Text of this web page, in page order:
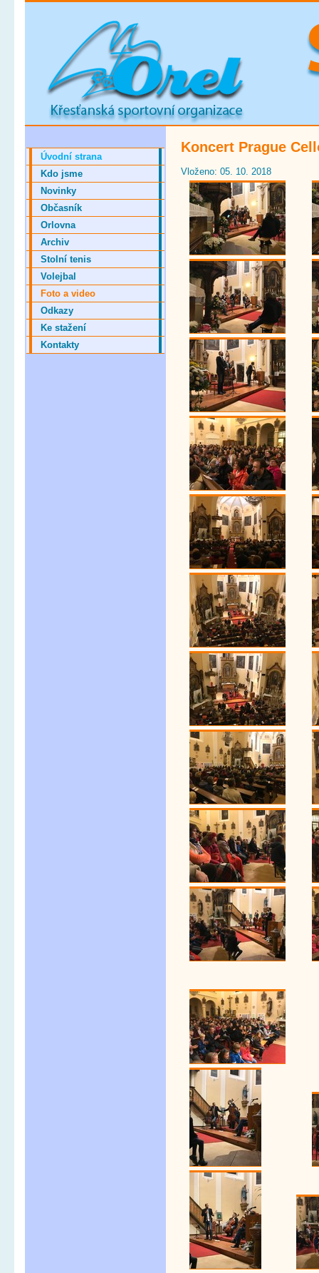
Úvodní strana
Kdo jsme
Novinky
Občasník
Orlovna
Archiv
Stolní tenis
Volejbal
Foto a video
Odkazy
Ke stažení
Kontakty
Koncert Prague
Vloženo: 05. 10. 2018